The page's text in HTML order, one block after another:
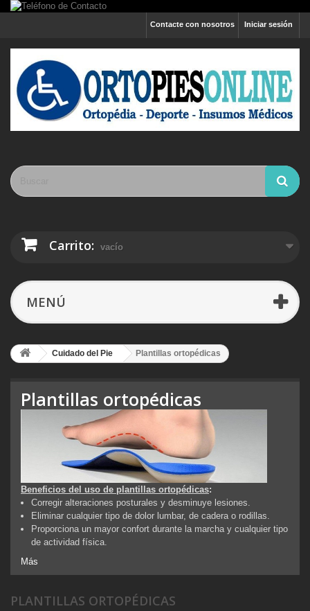
Iniciar sesión
Contacte con nosotros
Carrito: vacío
MENÚ
Cuidado del Pie Plantillas ortopédicas
Plantillas ortopédicas
Beneficios del uso de plantillas ortopédicas:
Corregir alteraciones posturales y desminuye lesiones.
Eliminar cualquier tipo de dolor lumbar, de cadera o rodillas.
Proporciona un mayor confort durante la marcha y cualquier tipo
de actividad física.
Más
PLANTILLAS ORTOPÉDICAS